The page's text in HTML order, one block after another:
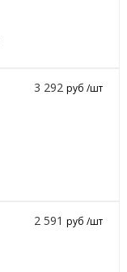
3 292руб /шт
2 591руб /шт